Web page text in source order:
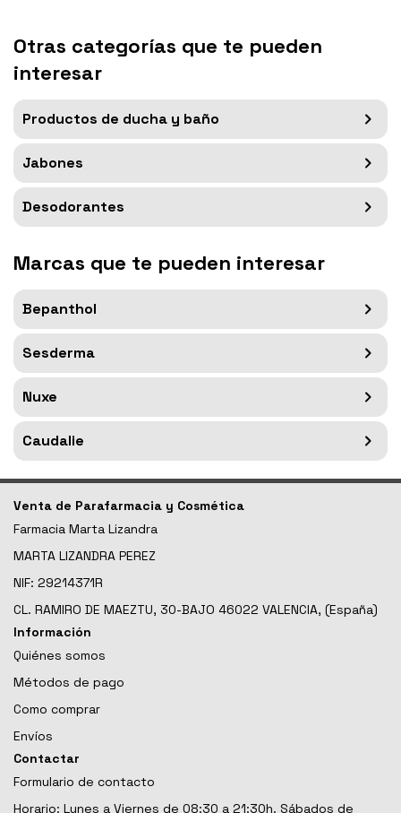
Otras categorías que te pueden
interesar
Productos de ducha y baño
Jabones
Desodorantes
Marcas que te pueden interesar
Bepanthol
Sesderma
Nuxe
Caudalie
Venta de Parafarmacia y Cosmética
Farmacia Marta Lizandra
MARTA LIZANDRA PEREZ
NIF: 29214371R
CL. RAMIRO DE MAEZTU, 30-BAJO 46022 VALENCIA, (España)
Información
Quiénes somos
Métodos de pago
Como comprar
Envíos
Contactar
Formulario de contacto
Horario: Lunes a Viernes de 08:30 a 21:30h. Sábados de